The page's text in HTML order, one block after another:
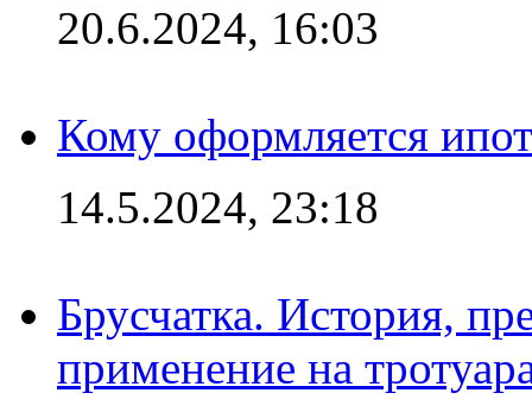
20.6.2024, 16:03
Кому оформляется
14.5.2024, 23:18
Брусчатка. История,
применение на